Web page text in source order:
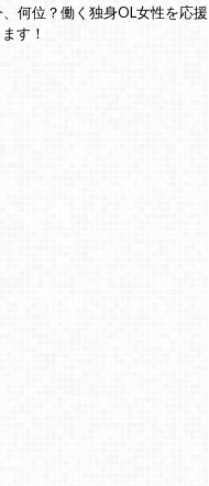
何位？働く独身OL女性を応
す！